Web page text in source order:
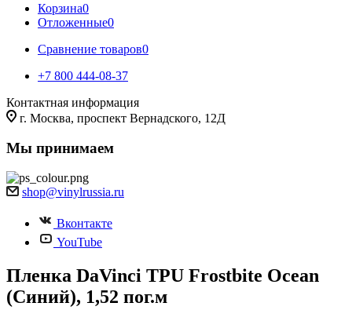
Корзина0
Отложенные0
Сравнение товаров0
+7 800 444-08-37
Контактная информация
г. Москва, проспект Вернадского, 12Д
Мы принимаем
shop@vinylrussia.ru
Вконтакте
YouTube
Пленка DaVinci TPU Frostbite Ocean
(Синий), 1,52 пог.м